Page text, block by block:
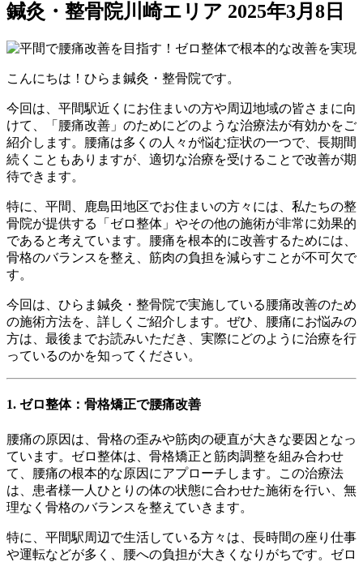
鍼灸・整骨院川崎エリア 2025年3月8日
こんにちは！ひらま鍼灸・整骨院です。
今回は、平間駅近くにお住まいの方や周辺地域の皆さまに向
けて、「腰痛改善」のためにどのような治療法が有効かをご
紹介します。腰痛は多くの人々が悩む症状の一つで、長期間
続くこともありますが、適切な治療を受けることで改善が期
待できます。
特に、平間、鹿島田地区でお住まいの方々には、私たちの整
骨院が提供する「ゼロ整体」やその他の施術が非常に効果的
であると考えています。腰痛を根本的に改善するためには、
骨格のバランスを整え、筋肉の負担を減らすことが不可欠で
す。
今回は、ひらま鍼灸・整骨院で実施している腰痛改善のため
の施術方法を、詳しくご紹介します。ぜひ、腰痛にお悩みの
方は、最後までお読みいただき、実際にどのように治療を行
っているのかを知ってください。
1. ゼロ整体：骨格矯正で腰痛改善
腰痛の原因は、骨格の歪みや筋肉の硬直が大きな要因となっ
ています。ゼロ整体は、骨格矯正と筋肉調整を組み合わせ
て、腰痛の根本的な原因にアプローチします。この治療法
は、患者様一人ひとりの体の状態に合わせた施術を行い、無
理なく骨格のバランスを整えていきます。
特に、平間駅周辺で生活している方々は、長時間の座り仕事
や運転などが多く、腰への負担が大きくなりがちです。ゼロ